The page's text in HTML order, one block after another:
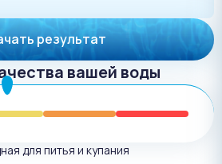
результат
вашей воды
для питья и купания